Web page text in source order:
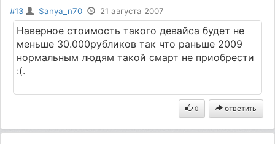
#13 Sanya_n70 21 августа 2007
Наверное стоимость такого девайса будет не
меньше 30.000рубликов так что раньше 2009
нормальным людям такой смарт не приобрести
:(.
0 ответить